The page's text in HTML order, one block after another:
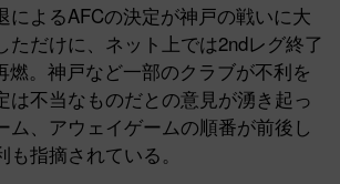
よるAFCの決定が神戸の戦いに大
ただけに、ネット上では2ndレグ終了
燃。神戸など一部のクラブが不利を
は不当なものだとの意見が湧き起っ
ム、アウェイゲームの順番が前後し
指摘されている。